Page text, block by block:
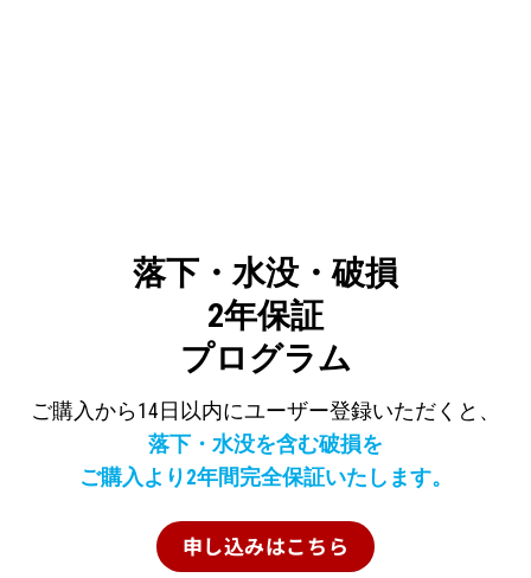
落下・水没・破損
2年保証
プログラム
ご購入から14日以内にユーザー登録いただくと、
落下・水没を含む破損を
ご購入より2年間完全保証いたします。
申し込みはこちら